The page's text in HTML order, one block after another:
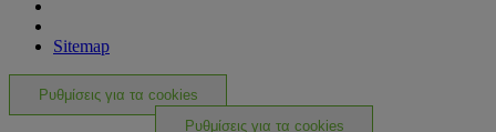
Sitemap
Ρυθμίσεις για τα cookies
Ρυθμίσεις για τα cookies